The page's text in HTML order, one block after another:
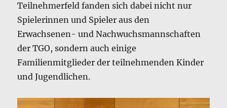
Teilnehmerfeld fanden sich dabei nicht nur
Spielerinnen und Spieler aus den
Erwachsenen- und Nachwuchsmannschaften
der TGO, sondern auch einige
Familienmitglieder der teilnehmenden Kinder
und Jugendlichen.